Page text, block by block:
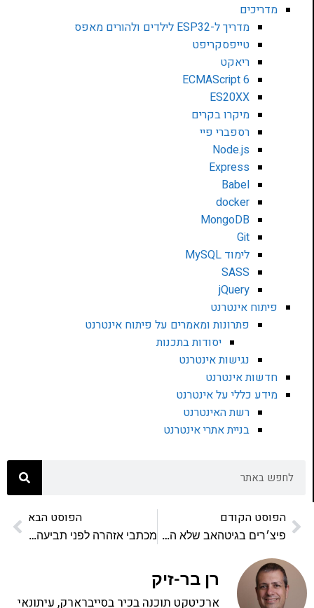
מדריכים
מדריך ל-ESP32 לילדים ולהורים מאפס
טייפסקריפט
ריאקט
ECMAScript 6
ES20XX
מיקרו בקרים
רספברי פיי
Node.js
Express
Babel
docker
MongoDB
Git
לימוד MySQL
SASS
jQuery
פיתוח אינטרנט
פתרונות ומאמרים על פיתוח אינטרנט
יסודות בתכנות
נגישות אינטרנט
חדשות אינטרנט
מידע כללי על אינטרנט
רשת האינטרנט
בניית אתרי אינטרנט
הפוסט הקודם
פיצ׳רים בגיטהאב שלא הכרתם
הפוסט הבא
מכתבי אזהרה לפני תביעה נשלחים לבוני אתרים על רקע נגישות
רן בר-זיק
ארכיטקט תוכנה בכיר בסייברארק, עיתונאי